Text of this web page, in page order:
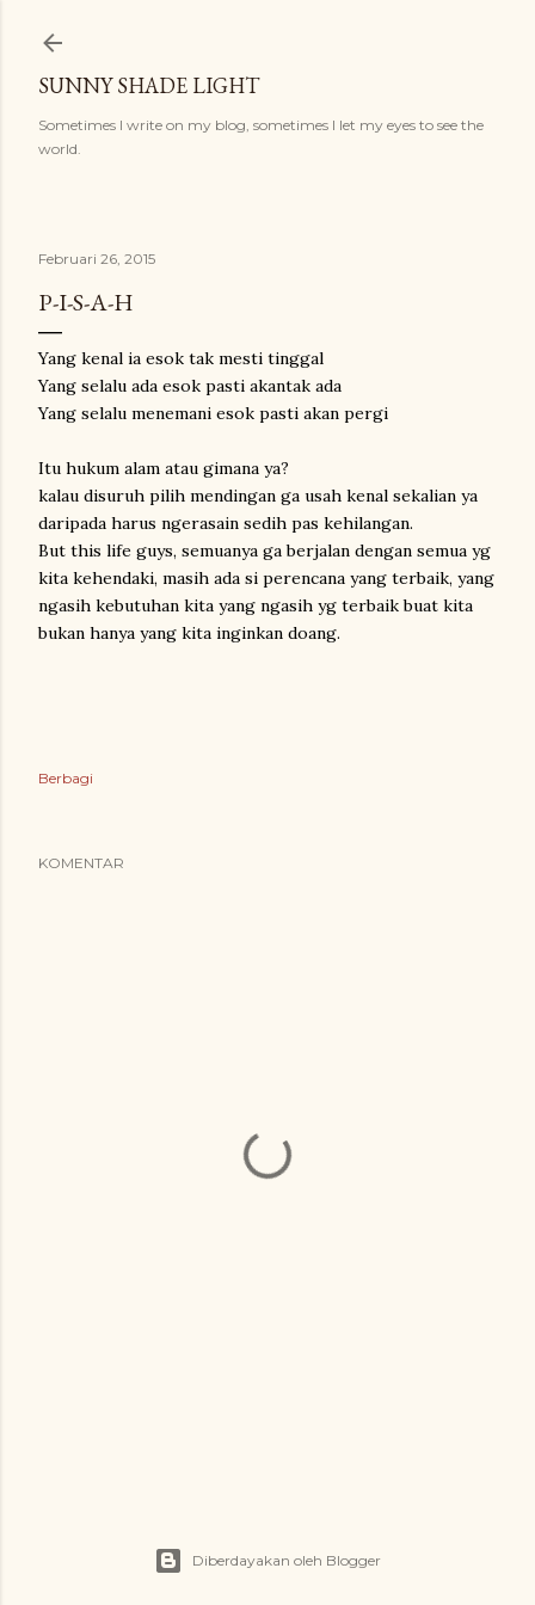
SUNNY SHADE LIGHT
Sometimes I write on my blog, sometimes I let my eyes to see the
world.
Februari 26, 2015
P-I-S-A-H
Yang kenal ia esok tak mesti tinggal
Yang selalu ada esok pasti akantak ada
Yang selalu menemani esok pasti akan pergi
Itu hukum alam atau gimana ya?
kalau disuruh pilih mendingan ga usah kenal sekalian ya
daripada harus ngerasain sedih pas kehilangan.
But this life guys, semuanya ga berjalan dengan semua yg
kita kehendaki, masih ada si perencana yang terbaik, yang
ngasih kebutuhan kita yang ngasih yg terbaik buat kita
bukan hanya yang kita inginkan doang.
Berbagi
KOMENTAR
Diberdayakan oleh Blogger